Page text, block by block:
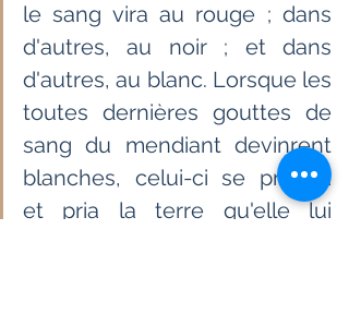
le sang vira au rouge ; dans
d'autres, au noir ; et dans
d'autres, au blanc. Lorsque les
toutes dernières gouttes de
sang du mendiant devinrent
blanches, celui-ci se prostra
et pria la terre qu'elle lui